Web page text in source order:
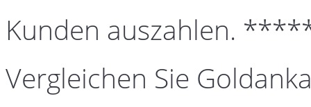
Kunden auszahlen.
Vergleichen Sie